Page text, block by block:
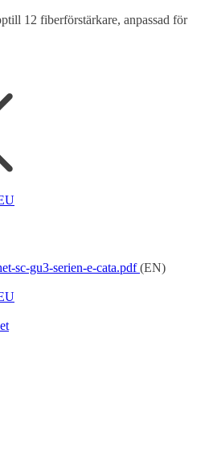
12 fiberförstärkare, anpassad för
sc-gu3-serien-e-cata.pdf(EN)